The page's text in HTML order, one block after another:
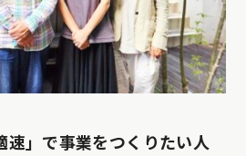
速」で事業をつくりたい人